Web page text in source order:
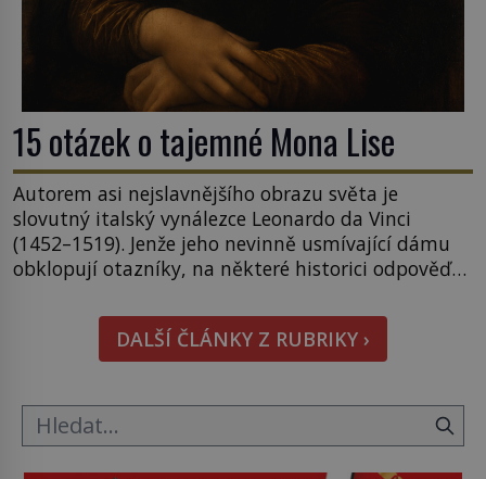
15 otázek o tajemné Mona Lise
Autorem asi nejslavnějšího obrazu světa je
slovutný italský vynálezce Leonardo da Vinci
(1452–1519). Jenže jeho nevinně usmívající dámu
obklopují otazníky, na některé historici odpověď
pověsil Napoleon? Samotný císař Napoleon
Bonaparte (1769–1821) má pro malbu slabost, a
tak si ji ještě jako první konzul přemístí do své
DALŠÍ ČLÁNKY Z RUBRIKY ›